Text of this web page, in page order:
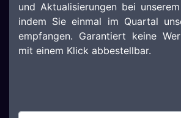
und Aktualisierungen bei
indem Sie einmal im Quartal
empfangen. Garantiert keine
mit einem Klick abbestellbar.